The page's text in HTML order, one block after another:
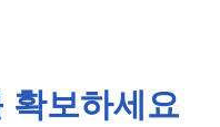
확보하세요​